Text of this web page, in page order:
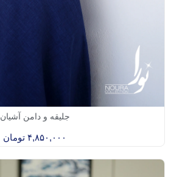
جلیقه و دامن آشیان
۴,۸۵۰,۰۰۰ تومان